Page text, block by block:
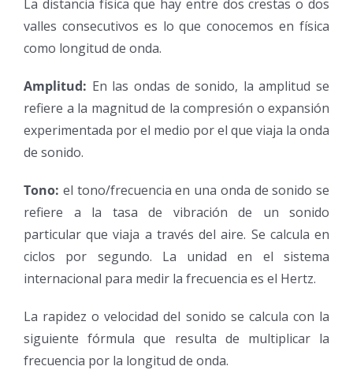
La distancia física que hay entre dos crestas o dos
valles consecutivos es lo que conocemos en física
como longitud de onda.
Amplitud: En las ondas de sonido, la amplitud se
refiere a la magnitud de la compresión o expansión
experimentada por el medio por el que viaja la onda
de sonido.
Tono: el tono/frecuencia en una onda de sonido se
refiere a la tasa de vibración de un sonido
particular que viaja a través del aire. Se calcula en
ciclos por segundo. La unidad en el sistema
internacional para medir la frecuencia es el Hertz.
La rapidez o velocidad del sonido se calcula con la
siguiente fórmula que resulta de multiplicar la
frecuencia por la longitud de onda.